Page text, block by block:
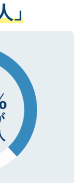
みに付与され
得済みです。
心ください。
ご転職をされ
トが可能です
。
」